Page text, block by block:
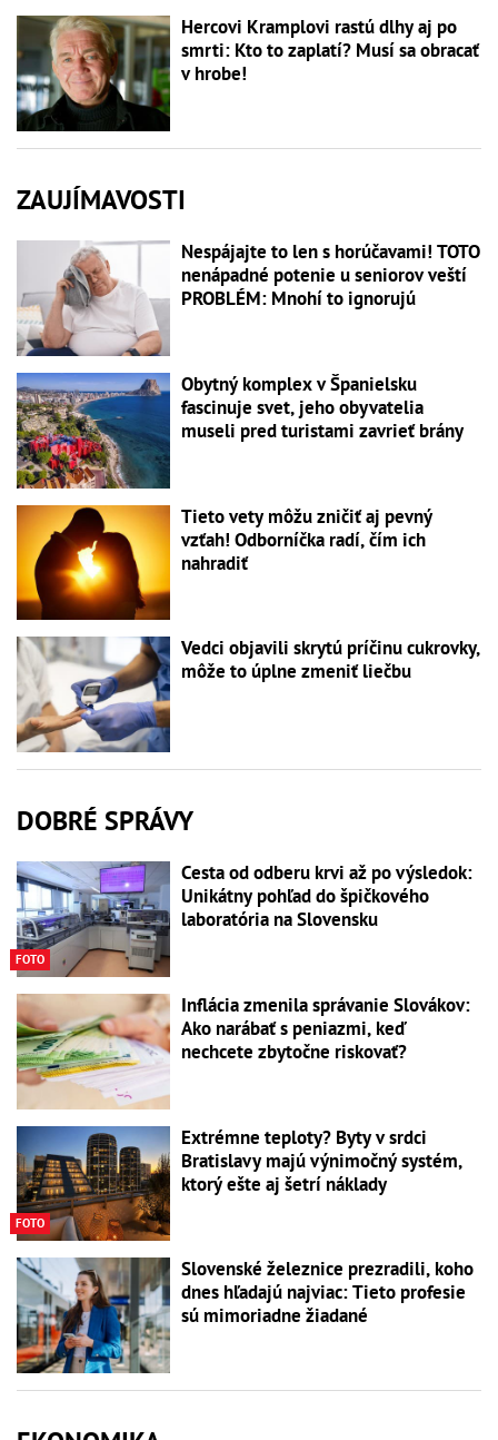
Hercovi Kramplovi rastú dlhy aj po
smrti: Kto to zaplatí? Musí sa obracať
v hrobe!
ZAUJÍMAVOSTI
Nespájajte to len s horúčavami! TOTO
nenápadné potenie u seniorov veští
PROBLÉM: Mnohí to ignorujú
Obytný komplex v Španielsku
fascinuje svet, jeho obyvatelia
museli pred turistami zavrieť brány
Tieto vety môžu zničiť aj pevný
vzťah! Odborníčka radí, čím ich
nahradiť
Vedci objavili skrytú príčinu cukrovky,
môže to úplne zmeniť liečbu
DOBRÉ SPRÁVY
FOTO
Cesta od odberu krvi až po výsledok:
Unikátny pohľad do špičkového
laboratória na Slovensku
Inflácia zmenila správanie Slovákov:
Ako narábať s peniazmi, keď
nechcete zbytočne riskovať?
FOTO
Extrémne teploty? Byty v srdci
Bratislavy majú výnimočný systém,
ktorý ešte aj šetrí náklady
Slovenské železnice prezradili, koho
dnes hľadajú najviac: Tieto profesie
sú mimoriadne žiadané